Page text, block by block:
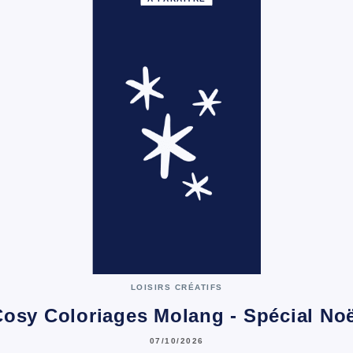
LOISIRS CRÉATIFS
Coloriages Molang - Spécial
07/10/2026